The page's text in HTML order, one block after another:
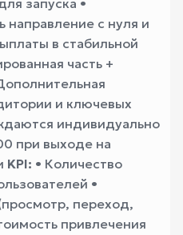
запуска •
направление с нуля и
в стабильной
часть +
и ключевых
индивидуально
при выходе на
KPI: • Количество
•
переход,
привлечения